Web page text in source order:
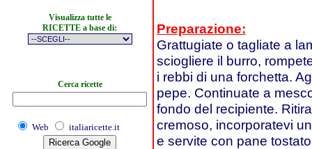
Visualizza tutte le
RICETTE a base di:
Cerca ricette
Web italiaricette.it
Preparazione:
Grattugiate o tagliate a
sciogliere il burro,
i rebbi di una forchetta.
pepe. Continuate a
fondo del recipiente.
cremoso, incorporatevi
e servite con pane